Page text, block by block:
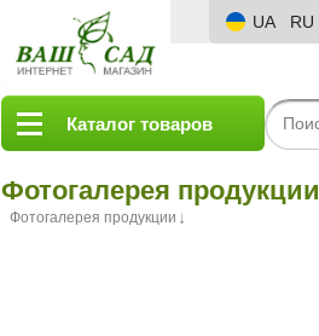
UA RU
Каталог товаров
Фотогалерея продукции
Фотогалерея продукции